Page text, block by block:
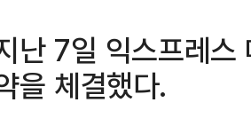
난 7일 익스프레
을 체결했다.